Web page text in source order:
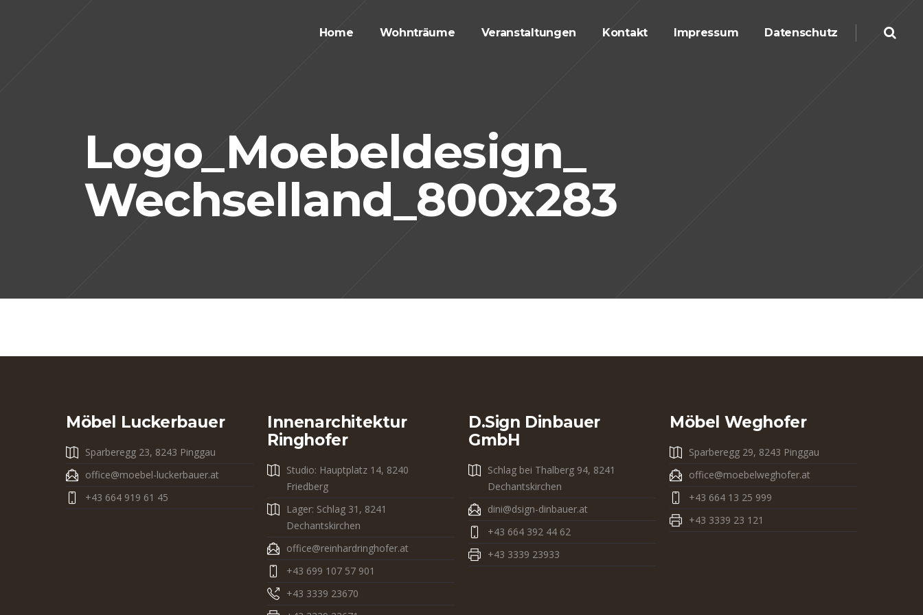
Home Wohnträume Veranstaltungen Kontakt Impressum Datenschutz
Logo_Moebeldesign_
Wechselland_800x283
Möbel Luckerbauer
Sparberegg 23, 8243 Pinggau
office@moebel-luckerbauer.at
+43 664 919 61 45
Innenarchitektur
Ringhofer
Studio: Hauptplatz 14, 8240
Friedberg
Lager: Schlag 31, 8241
Dechantskirchen
office@reinhardringhofer.at
+43 699 107 57 901
+43 3339 23670
D.sign Dinbauer
GmbH
Schlag bei Thalberg 94, 8241
Dechantskirchen
dini@dsign-dinbauer.at
+43 664 392 44 62
+43 3339 23933
Möbel Weghofer
Sparberegg 29, 8243 Pinggau
office@moebelweghofer.at
+43 664 13 25 999
+43 3339 23 121